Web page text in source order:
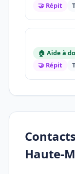
🤝 Répit
🏠 Aide à
🤝 Répit
Haute-